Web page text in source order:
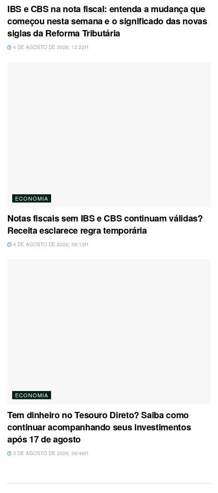
IBS e CBS na nota fiscal: entenda a mudança que
começou nesta semana e o significado das novas
siglas da Reforma Tributária
4 DE AGOSTO DE 2026, 12:22H
ECONOMIA
Notas fiscais sem IBS e CBS continuam válidas?
Receita esclarece regra temporária
4 DE AGOSTO DE 2026, 09:13H
ECONOMIA
Tem dinheiro no Tesouro Direto? Saiba como
continuar acompanhando seus investimentos
após 17 de agosto
3 DE AGOSTO DE 2026, 09:46H